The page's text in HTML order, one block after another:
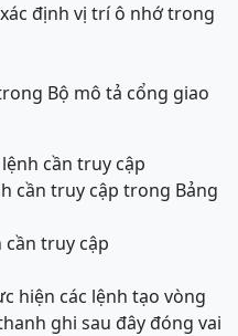
định vị trí ô nhớ trong
Bộ mô tả cổng giao
cần truy cập
cần truy cập trong Bảng
cần truy cập
hiện các lệnh tạo vòng
ghi sau đây đóng vai